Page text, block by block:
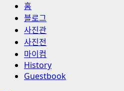
홈
블로그
사진관
사진전
마이컴
History
Guestbook